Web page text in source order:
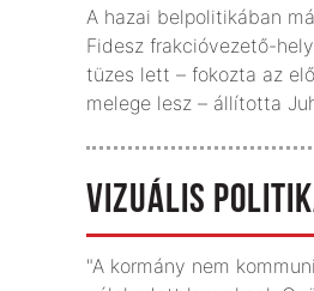
A hazai belpolitikában
Fidesz frakcióvezető-
tüzes lett – fokozta az
melege lesz – állította
VIZUÁLIS
"A kormány nem